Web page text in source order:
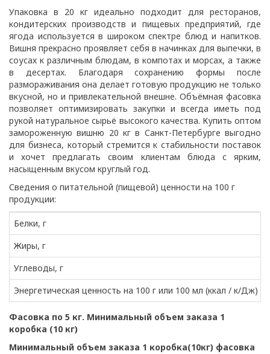
Упаковка в 20 кг идеально подходит для ресторанов,
кондитерских производств и пищевых предприятий, где
ягода используется в широком спектре блюд и напитков.
Вишня прекрасно проявляет себя в начинках для выпечки, в
соусах к различным блюдам, в компотах и морсах, а также
в десертах. Благодаря сохранению формы после
размораживания она делает готовую продукцию не только
вкусной, но и привлекательной внешне. Объёмная фасовка
позволяет оптимизировать закупки и всегда иметь под
рукой натуральное сырьё высокого качества. Купить оптом
замороженную вишню 20 кг в Санкт-Петербурге выгодно
для бизнеса, который стремится к стабильности поставок
и хочет предлагать своим клиентам блюда с ярким,
насыщенным вкусом круглый год.
Сведения о питательной (пищевой) ценности на 100 г
продукции:
Белки, г
Жиры, г
Углеводы, г
Энергетическая ценность на 100 г или 100 мл (ккал / к/Дж)
Фасовка по 5 кг. Минимальный объем заказа 1
коробка (10 кг)
Минимальный объем заказа 1 коробка(10кг) фасовка